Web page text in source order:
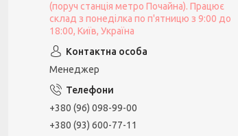
(поруч станція метро Почайна). Працює
склад з понеділка по п'ятницю з 9:00 до
18:00, Київ, Україна
Менеджер
+380 (96) 098-99-00
+380 (93) 600-77-11